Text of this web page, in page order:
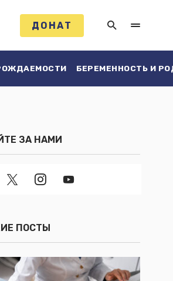
ДОНАТ
БЕРЕМЕННОСТЬ И
ЗА НАМИ
ПОСТЫ